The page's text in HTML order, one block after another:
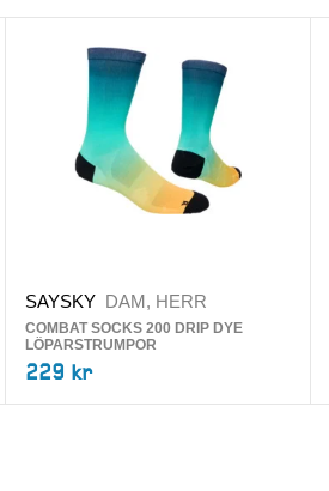
SAYSKY DAM, HERR
COMBAT SOCKS 200 DRIP DYE
LÖPARSTRUMPOR
229 kr